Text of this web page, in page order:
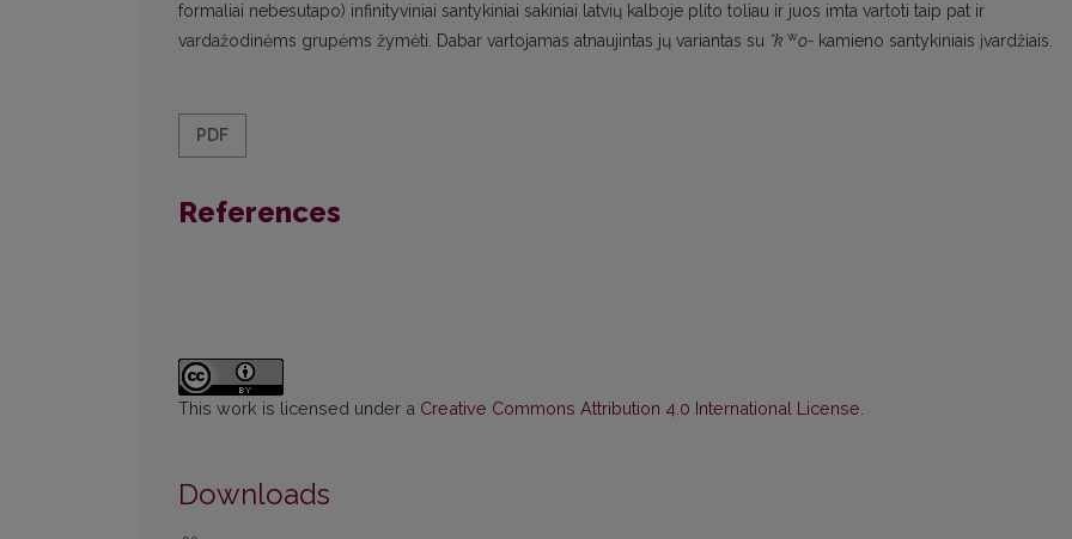
formaliai nebesutapo) infinityviniai santykiniai sakiniai latvių kalboje plito toliau ir juos imta vartoti taip pat ir
vardažodinėms grupėms žymėti. Dabar vartojamas atnaujintas jų variantas su *k wo- kamieno santykiniais įvardžiais.
PDF
References
This work is licensed under a Creative Commons Attribution 4.0 International License
Downloads